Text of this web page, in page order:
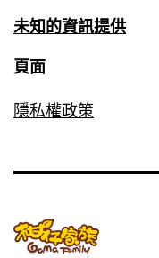
未知的資訊提供
頁面
隱私權政策